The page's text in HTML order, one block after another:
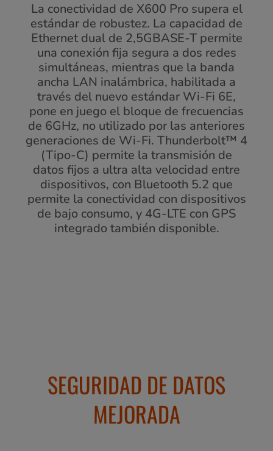
La conectividad de X600 Pro supera el
estándar de robustez. La capacidad de
Ethernet dual de 2,5GBASE-T permite
una conexión fija segura a dos redes
simultáneas, mientras que la banda
ancha LAN inalámbrica, habilitada a
través del nuevo estándar Wi-Fi 6E,
pone en juego el bloque de frecuencias
de 6GHz, no utilizado por las anteriores
generaciones de Wi-Fi. Thunderbolt™ 4
(Tipo-C) permite la transmisión de
datos fijos a ultra alta velocidad entre
dispositivos, con Bluetooth 5.2 que
permite la conectividad con dispositivos
de bajo consumo, y 4G-LTE con GPS
integrado también disponible.
SEGURIDAD DE DATOS
MEJORADA